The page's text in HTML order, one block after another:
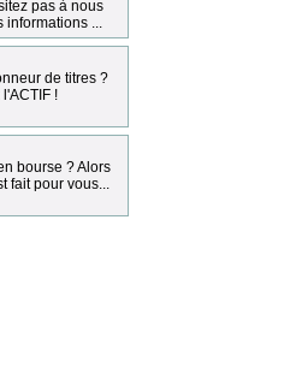
pas à nous
informations ...
de titres ?
!
bourse ? Alors
fait pour vous...